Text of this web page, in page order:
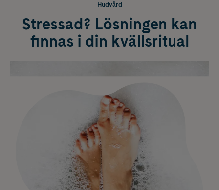
Hudvård
Stressad? Lösningen kan
finnas i din kvällsritual